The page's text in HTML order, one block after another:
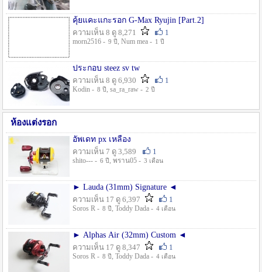
คุ้ยแคะแกะรอก G-Max Ryujin [Part.2]
ความเห็น 8 ดู 8,271
1
morn2516 - 9 ปี , Num mea - 1 ปี
ประกอบ steez sv tw
ความเห็น 8 ดู 6,930
1
Kodin - 8 ปี , sa_ra_raw - 2 ปี
ห้องแต่งรอก
อัพเดท px เหลือง
ความเห็น 7 ดู 3,589
1
shito--- - 6 ปี , พราน05 - 3 เดือน
► Lauda (31mm) Signature ◄
ความเห็น 17 ดู 6,397
1
Soros R - 8 ปี , Toddy Dada - 4 เดือน
► Alphas Air (32mm) Custom ◄
ความเห็น 17 ดู 8,347
1
Soros R - 8 ปี , Toddy Dada - 4 เดือน